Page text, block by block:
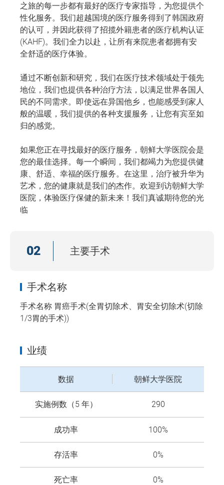
之旅的每一步都有最好的医疗专家指导，为您提供个
性化服务。我们超越国境的医疗服务得到了韩国政府
的认可，并因此获得了招揽外籍患者的医疗机构认证
(KAHF)。我们全力以赴，让所有来院患者都拥有安
全舒适的医疗体验。
通过不断创新和研究，我们在医疗技术领域处于领先
地位，我们也提供各种治疗方法，以满足世界各国人
民的不同需求。即使远在异国他乡，也能感受到家人
般的温暖，我们提供的各种支援服务，让您有宾至如
归的感觉。
如果您正在寻找最好的医疗服务，朝鲜大学医院会是
您的最佳选择。每一个瞬间，我们都竭力为您提供健
康、舒适、幸福的医疗服务。在这里，治疗被升华为
艺术，您的健康就是我们的杰作。欢迎到访朝鲜大学
医院，体验医疗保健的新未来！我们真诚期待您的光
临
02 主要手术
手术名称
手术名称 胃癌手术(全胃切除术、胃安全切除术(切除
1/3胃的手术))
业绩
数据 朝鲜大学医院
实施例数（5 年） 290
成功率 100%
存活率 0%
死亡率 0%